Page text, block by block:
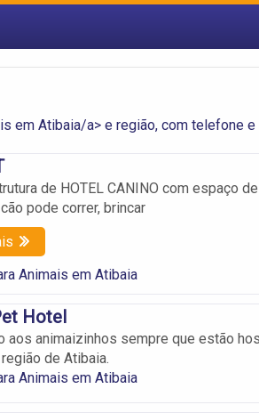
em Atibaia/a> e região, com telefone
de HOTEL CANINO com espaço
pode correr, brincar
Animais em Atibaia
Hotel
aos animaizinhos sempre que estão
de Atibaia.
Animais em Atibaia